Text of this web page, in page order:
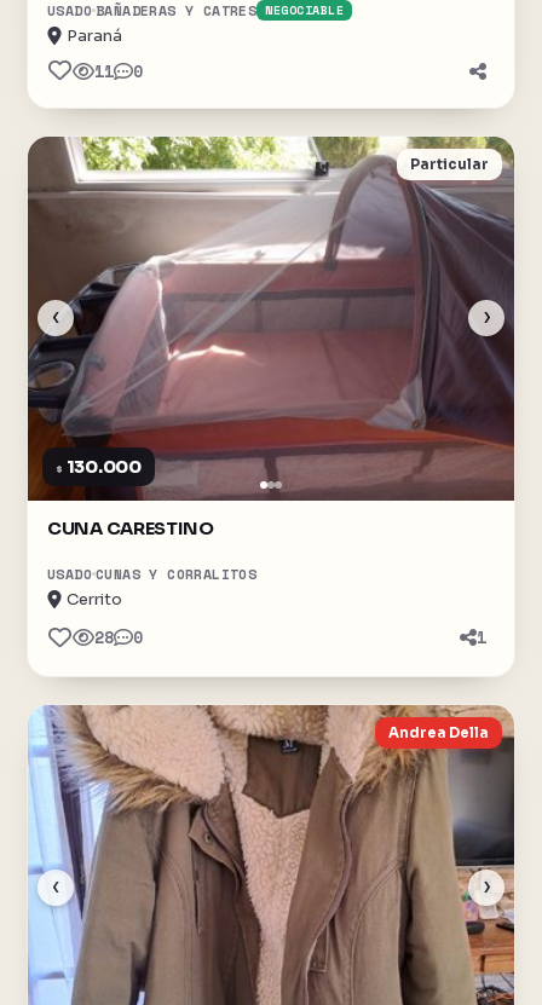
USADO BAÑADERAS Y CATRES NEGOCIABLE
Paraná
11 0
‹ ›
Particular
$ 130.000
CUNA CARESTINO
USADO CUNAS Y CORRALITOS
Cerrito
28 0 1
‹ ›
Andrea Della